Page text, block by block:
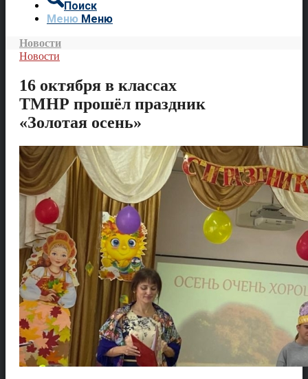
Поиск
Меню Меню
Новости
Новости
16 октября в классах
ТМНР прошёл праздник
«Золотая осень»